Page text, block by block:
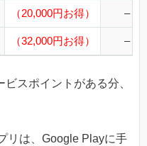
（20,000円お得） –
（32,000円お得） –
スポイントがある分、
リは、Google Playに手